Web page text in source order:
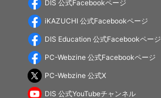
DIS 公式Facebookページ
iKAZUCHI 公式Facebookページ
DIS Education 公式Facebookページ
PC-Webzine 公式Facebookページ
PC-Webzine 公式X
DIS 公式YouTubeチャンネル